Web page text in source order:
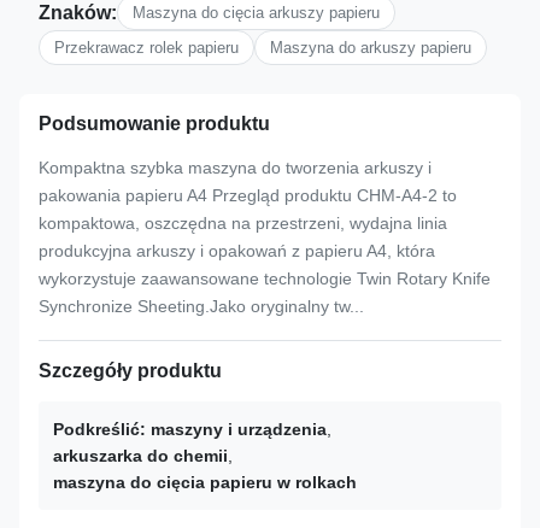
Znaków:
Maszyna do cięcia arkuszy papieru
Przekrawacz rolek papieru
Maszyna do arkuszy papieru
Podsumowanie produktu
Kompaktna szybka maszyna do tworzenia arkuszy i
pakowania papieru A4 Przegląd produktu CHM-A4-2 to
kompaktowa, oszczędna na przestrzeni, wydajna linia
produkcyjna arkuszy i opakowań z papieru A4, która
wykorzystuje zaawansowane technologie Twin Rotary Knife
Synchronize Sheeting.Jako oryginalny tw...
Szczegóły produktu
Podkreślić: maszyny i urządzenia
arkuszarka do chemii
maszyna do cięcia papieru w rolkach